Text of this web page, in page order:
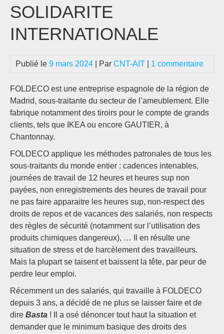
SOLIDARITE
INTERNATIONALE
Publié le 9 mars 2024 | Par CNT-AIT 1 commentaire
FOLDECO est une entreprise espagnole de la région de
Madrid, sous-traitante du secteur de l’ameublement. Elle
fabrique notamment des tiroirs pour le compte de grands
clients, tels que IKEA ou encore GAUTIER, à
Chantonnay.
FOLDECO applique les méthodes patronales de tous les
sous-traitants du monde entier : cadences intenables,
journées de travail de 12 heures et heures sup non
payées, non enregistrements des heures de travail pour
ne pas faire apparaitre les heures sup, non-respect des
droits de repos et de vacances des salariés, non respects
des règles de sécurité (notamment sur l’utilisation des
produits chimiques dangereux), … Il en résulte une
situation de stress et de harcèlement des travailleurs.
Mais la plupart se taisent et baissent la tête, par peur de
perdre leur emploi.
Récemment un des salariés, qui travaille à FOLDECO
depuis 3 ans, a décidé de ne plus se laisser faire et de
dire Basta ! Il a osé dénoncer tout haut la situation et
demander que le minimum basique des droits des